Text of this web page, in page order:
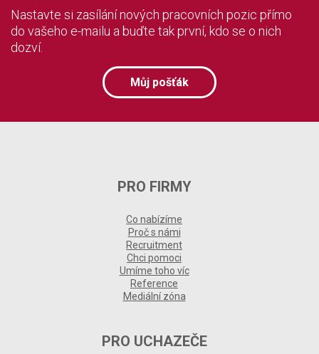
Nastavte si zasílání nových pracovních pozic přímo
do vašeho e-mailu a buďte tak první, kdo se o nich
dozví.
Můj pošťák
PRO FIRMY
Co nabízíme
Proč s námi
Recruitment
Chci pomoci
Umíme toho víc
Reference
Mediální zóna
PRO UCHAZEČE